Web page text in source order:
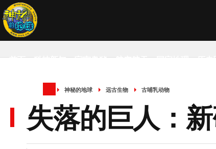
首页 科技新知 宇宙奥秘 航空航天 国家地理 历史
神秘的地球 远古生物 古哺乳动物
失落的巨人：